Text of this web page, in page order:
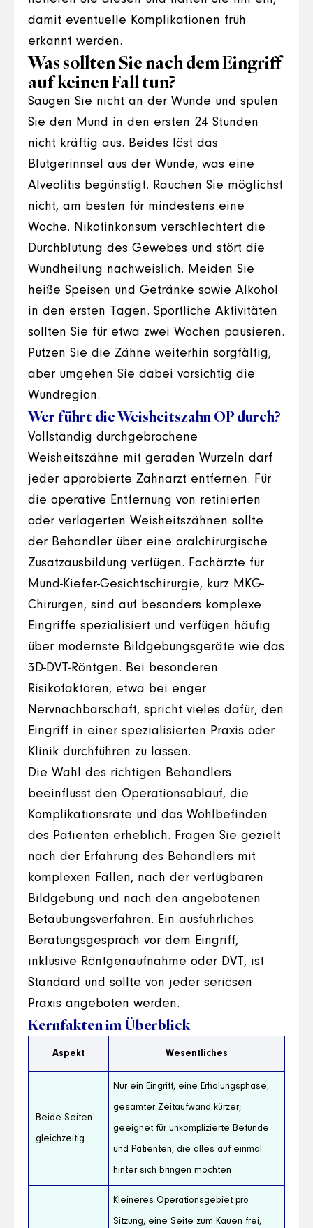
damit eventuelle Komplikationen früh
erkannt werden.
Was sollten Sie nach dem Eingriff
auf keinen Fall tun?
Saugen Sie nicht an der Wunde und spülen
Sie den Mund in den ersten 24 Stunden
nicht kräftig aus. Beides löst das
Blutgerinnsel aus der Wunde, was eine
Alveolitis begünstigt. Rauchen Sie möglichst
nicht, am besten für mindestens eine
Woche. Nikotinkonsum verschlechtert die
Durchblutung des Gewebes und stört die
Wundheilung nachweislich. Meiden Sie
heiße Speisen und Getränke sowie Alkohol
in den ersten Tagen. Sportliche Aktivitäten
sollten Sie für etwa zwei Wochen pausieren.
Putzen Sie die Zähne weiterhin sorgfältig,
aber umgehen Sie dabei vorsichtig die
Wundregion.
Wer führt die Weisheitszahn OP durch?
Vollständig durchgebrochene
Weisheitszähne mit geraden Wurzeln darf
jeder approbierte Zahnarzt entfernen. Für
die operative Entfernung von retinierten
oder verlagerten Weisheitszähnen sollte
der Behandler über eine oralchirurgische
Zusatzausbildung verfügen. Fachärzte für
Mund-Kiefer-Gesichtschirurgie, kurz MKG-
Chirurgen, sind auf besonders komplexe
Eingriffe spezialisiert und verfügen häufig
über modernste Bildgebungsgeräte wie das
3D-DVT-Röntgen. Bei besonderen
Risikofaktoren, etwa bei enger
Nervnachbarschaft, spricht vieles dafür, den
Eingriff in einer spezialisierten Praxis oder
Klinik durchführen zu lassen.
Die Wahl des richtigen Behandlers
beeinflusst den Operationsablauf, die
Komplikationsrate und das Wohlbefinden
des Patienten erheblich. Fragen Sie gezielt
nach der Erfahrung des Behandlers mit
komplexen Fällen, nach der verfügbaren
Bildgebung und nach den angebotenen
Betäubungsverfahren. Ein ausführliches
Beratungsgespräch vor dem Eingriff,
inklusive Röntgenaufnahme oder DVT, ist
Standard und sollte von jeder seriösen
Praxis angeboten werden.
Kernfakten im Überblick
Aspekt Wesentliches
Beide Seiten
gleichzeitig
Nur ein Eingriff, eine Erholungsphase,
gesamter Zeitaufwand kürzer;
geeignet für unkomplizierte Befunde
und Patienten, die alles auf einmal
hinter sich bringen möchten
Kleineres Operationsgebiet pro
Sitzung, eine Seite zum Kauen frei,